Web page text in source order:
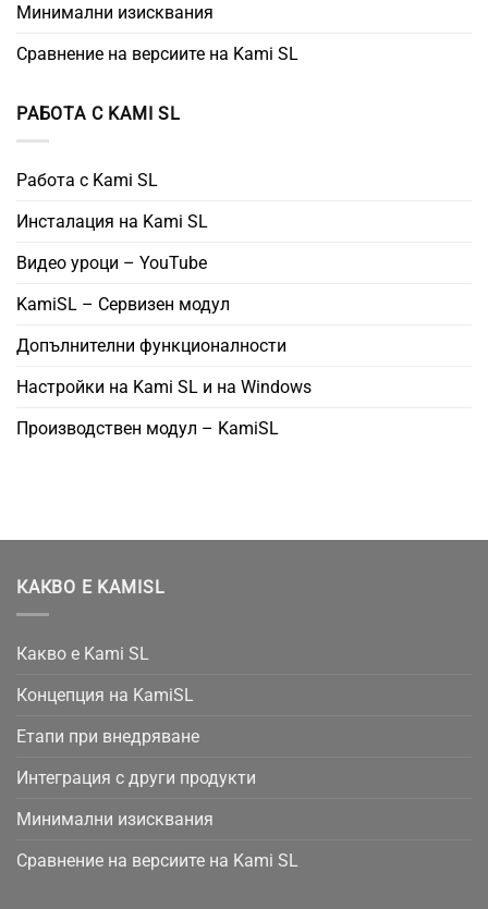
Минимални изисквания
Сравнение на версиите на Kami SL
РАБОТА С KAMI SL
Работа с Kami SL
Инсталация на Kami SL
Видео уроци – YouTube
KamiSL – Сервизен модул
Допълнителни функционалности
Настройки на Kami SL и на Windows
Производствен модул – KamiSL
КАКВО Е KAMISL
Какво е Kami SL
Концепция на KamiSL
Етапи при внедряване
Интеграция с други продукти
Минимални изисквания
Сравнение на версиите на Kami SL